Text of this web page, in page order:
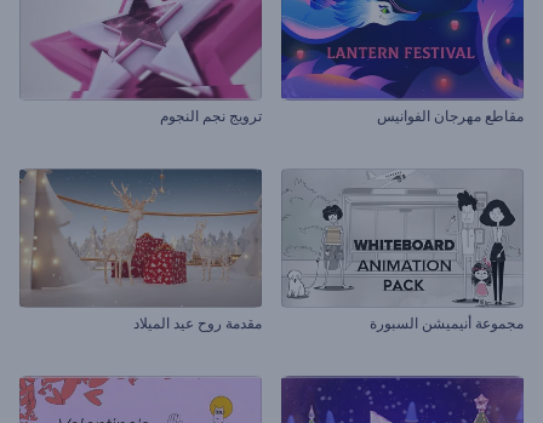
مقاطع مهرجان الفوانيس ترويج نجم النجوم
مجموعة أنيميشن السبورة مقدمة روح عيد الميلاد